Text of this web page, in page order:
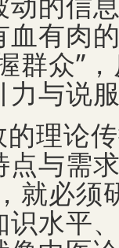
血有肉
群众”
力与说
的理论
点与需
就必须
识水平